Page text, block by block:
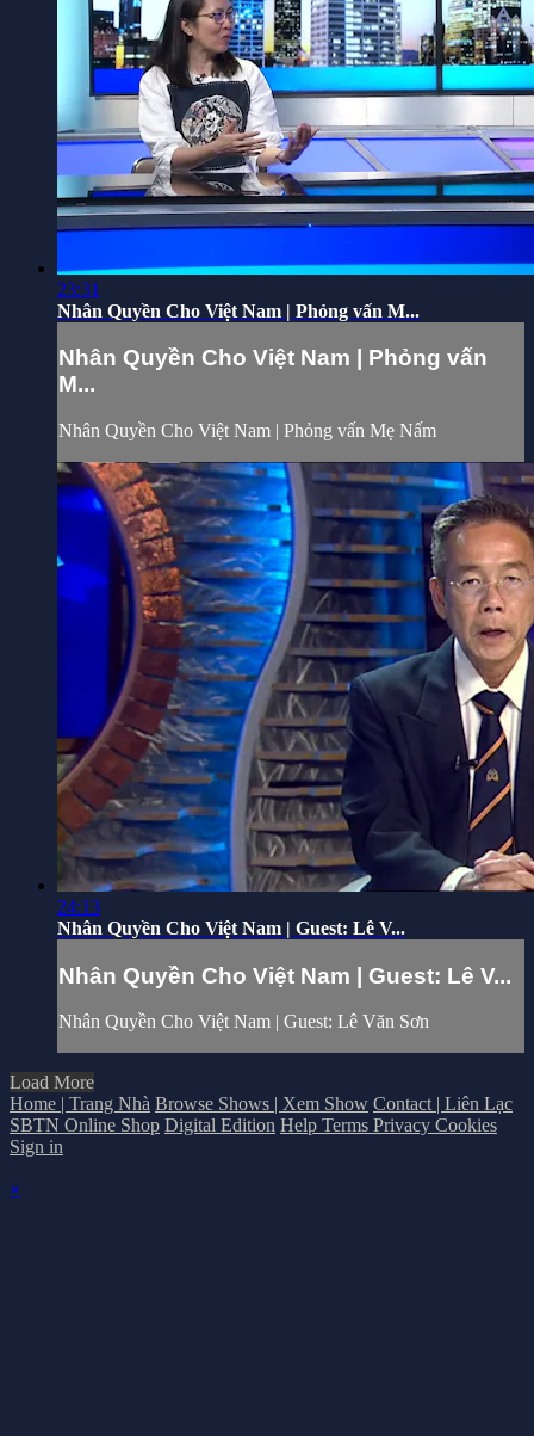
23:31
Nhân Quyền Cho Việt Nam | Phỏng vấn M...
Nhân Quyền Cho Việt Nam | Phỏng vấn
M...
Nhân Quyền Cho Việt Nam | Phỏng vấn Mẹ Nấm
24:13
Nhân Quyền Cho Việt Nam | Guest: Lê V...
Nhân Quyền Cho Việt Nam | Guest: Lê V...
Nhân Quyền Cho Việt Nam | Guest: Lê Văn Sơn
Load More
Home | Trang Nhà Browse Shows | Xem Show Contact | Liên Lạc
SBTN Online Shop Digital Edition Help Terms Privacy Cookies
Sign in
×